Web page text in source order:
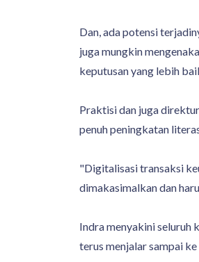
Dan, ada potensi
juga mungkin
keputusan yang lebih
Praktisi dan juga
penuh peningkatan
"Digitalisasi transaksi
dimakasimalkan dan
Indra menyakini seluruh
terus menjalar sampai